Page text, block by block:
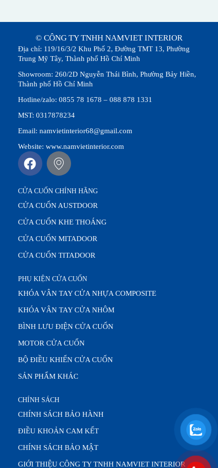
© CÔNG TY TNHH NAMVIET INTERIOR
Địa chỉ: 119/16/3/2 Khu Phố 2, Đường TMT 13, Phường
Trung Mỹ Tây, Thành phố Hồ Chí Minh
Showroom: 260/2D Nguyễn Thái Bình, Phường Bảy Hiền,
Thành phố Hồ Chí Minh
Hotline/zalo: 0855 78 1678 – 088 878 1331
MST: 0317878234
Email: namvietinterior68@gmail.com
Website: www.namvietinterior.com
CỬA CUỐN CHÍNH HÃNG
CỬA CUỐN AUSTDOOR
CỬA CUỐN KHE THOÁNG
CỬA CUỐN MITADOOR
CỬA CUỐN TITADOOR
PHỤ KIỆN CỬA CUỐN
KHÓA VÂN TAY CỬA NHỰA COMPOSITE
KHÓA VÂN TAY CỬA NHÔM
BÌNH LƯU ĐIỆN CỬA CUỐN
MOTOR CỬA CUỐN
BỘ ĐIỀU KHIỂN CỬA CUỐN
SẢN PHẨM KHÁC
CHÍNH SÁCH
CHÍNH SÁCH BẢO HÀNH
ĐIỀU KHOẢN CAM KẾT
CHÍNH SÁCH BẢO MẬT
GIỚI THIỆU CÔNG TY TNHH NAMVIET INTERIOR